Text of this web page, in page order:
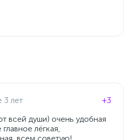
3 лет
+3
всей души) очень удобная
лёгкая,